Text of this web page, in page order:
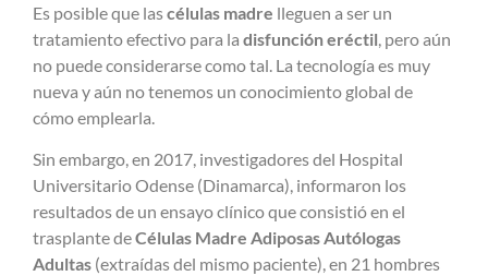
Es posible que lascélulas madre lleguen a ser un
tratamiento efectivo para la disfunción eréctil , pero aún
no puede considerarse como tal. La tecnología es muy
nueva y aún no tenemos un conocimiento global de
cómo emplearla.
Sin embargo, en 2017, investigadores del Hospital
Universitario Odense (Dinamarca), informaron los
resultados de un ensayo clínico que consistió en el
trasplante deCélulas Madre Adiposas Autólogas
Adultas (extraídas del mismo paciente), en 21 hombres